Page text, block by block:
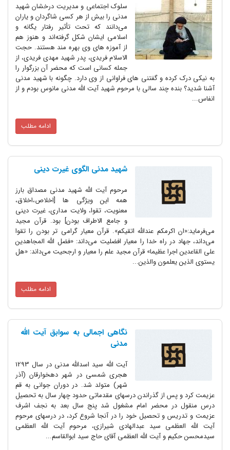
سلوک اجتماعی و مدیریت درخشان شهید
مدنی را بیش از هر کسی شاگردان و یاران
می‌دانند که تحت تأثیر رفتار یگانه و
اسلامی ایشان شکل گرفته‌اند و هنوز هم
از آموزه های وی بهره مند هستند. حجت
الاسلام فریدی، پدر شهید مهدی فریدی، از
جمله کسانی است که محضر آن بزرگوار را
به نیکی درک کرده و گفتنی های فراوانی از وی دارد. چگونه با شهید مدنی
آشنا شدید؟ بنده چند سالی با مرحوم شهید آیت الله مدنی مانوس بودم و از
انفاس...
ادامه مطلب
شهید مدنی الگوی غیرت دینی
مرحوم آیت الله شهید مدنی مصداق بارز
همه این ویژگی ها [اخلاص،اخلاق،
معنویت، تقوا، ولایت مداری، غیرت دینی
و جامع الاطراف بودن] بود. قرآن مجید
می‌فرماید:«ان اکرمکم عندالله اتقیکم». قرآن معیار گرامی تر بودن را تقوا
می‌داند، جهاد در راه خدا را معیار افضلیت می‌داند: «فضل الله المجاهدین
علی القاعدین اجرا عظیما» قرآن مجید علم را معیار و ارجحیت می‌داند: «هل
یستوی الذین یعلمون والذین...
ادامه مطلب
نگاهی اجمالی به سوابق آیت الله
مدنی
آیت الله سید اسدالله مدنی در سال 1293
هجری شمسی در شهر دهخوارقان (آذر
شهر) متولد شد. در دوران جوانی به قم
عزیمت کرد و پس از گذراندن درسهای مقدماتی حدود چهار سال به تحصیل
درس منقول در محضر امام مشغول شد پنج سال بعد به نجف اشرف
عزیمت و تدریس و تحصیل خود را در آنجا شروع کرد، در درسهای مرحوم
آیت الله العظمی سید عبدالهادی شیرازی، مرحوم آیت الله العظمی
سیدمحسن حکیم و آیت الله العظمی آقای حاج سید ابوالقاسم...